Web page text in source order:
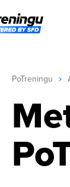
PoTreningu